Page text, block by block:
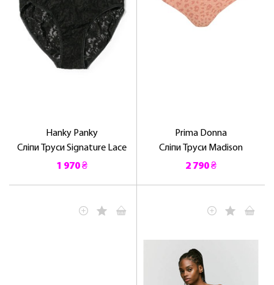
Hanky ​​Panky
Сліпи Труси Signature Lace
1 970 ₴
Prima Donna
Сліпи Труси Madison
2 790 ₴